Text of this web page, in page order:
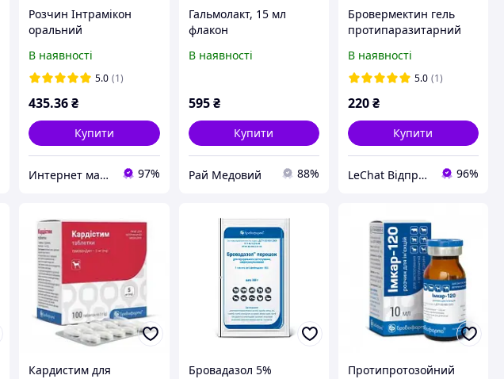
Розчин Інтрамікон
оральний
протигрибковий),
Бровафарм. 100 мл.
В наявності
5.0 (1)
435.36₴
Купити
Интернет магазин Zoomark 97%
Гальмолакт, 15 мл
флакон
В наявності
595 ₴
Купити
Рай Медовий 88%
Бровермектин гель
протипаразитарний
Брировафарма
В наявності
5.0 (1)
220₴
Купити
LeChat Відправка від 1 до 5 днів! На деякі товари може бути передплата! 96%
Кардистим для Бровадазол 5% Протипротозойний